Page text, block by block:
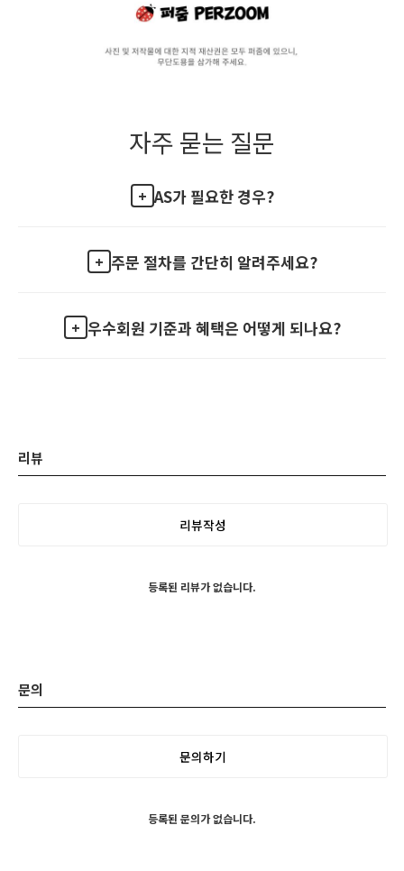
자주 묻는 질문
AS가 필요한 경우?
주문 절차를 간단히 알려주세요?
우수회원 기준과 혜택은 어떻게 되나요?
리뷰
리뷰작성
등록된 리뷰가 없습니다.
문의
문의하기
등록된 문의가 없습니다.